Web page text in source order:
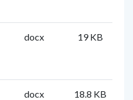
docx 19 KB
docx 18.8 KB